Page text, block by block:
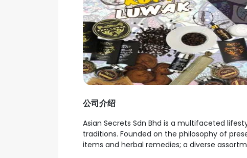
公司介绍
Asian Secrets Sdn Bhd is a multifaceted
traditions. Founded on the philosophy of
items and herbal remedies; a diverse